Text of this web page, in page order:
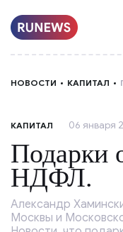
О
НАС
НОВОСТИ КАПИТАЛ
КАПИТАЛ 06 января
Подарки
НДФЛ.
Александр
Москвы и